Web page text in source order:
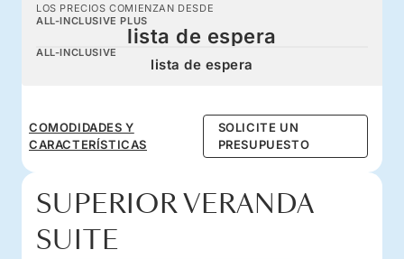
LOS PRECIOS COMIENZAN DESDE
ALL-INCLUSIVE PLUS
lista de espera
ALL-INCLUSIVE
lista de espera
COMODIDADES Y
CARACTERÍSTICAS
SOLICITE UN
PRESUPUESTO
SUPERIOR VERANDA
SUITE